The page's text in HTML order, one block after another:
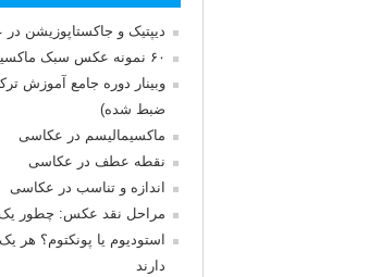
دیپتیک و جاکستا‌پوزیشن
۶۰ نمونه عکس سبک ماکسیمالیسم
وبینار دوره جامع آموزش
ضبط شده)
ماکسیمالیسم در عکاسی
نقطه عطف در عکاسی
اندازه و تناسب در عکاسی
مراحل نقد عکس: چطور یک
استودیوم یا پونکتوم؟
دارند